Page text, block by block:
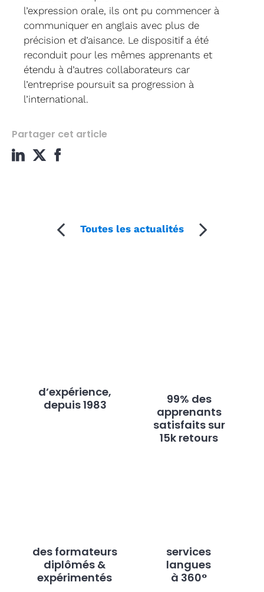
l’expression orale, ils ont pu commencer à
communiquer en anglais avec plus de
précision et d’aisance. Le dispositif a été
reconduit pour les mêmes apprenants et
étendu à d’autres collaborateurs car
l’entreprise poursuit sa progression à
l’international.
Partager cet article
Toutes les actualités
d’expérience,
depuis 1983
99% des
apprenants
satisfaits sur
15k retours
des formateurs
diplômés &
expérimentés
services
langues
à 360°